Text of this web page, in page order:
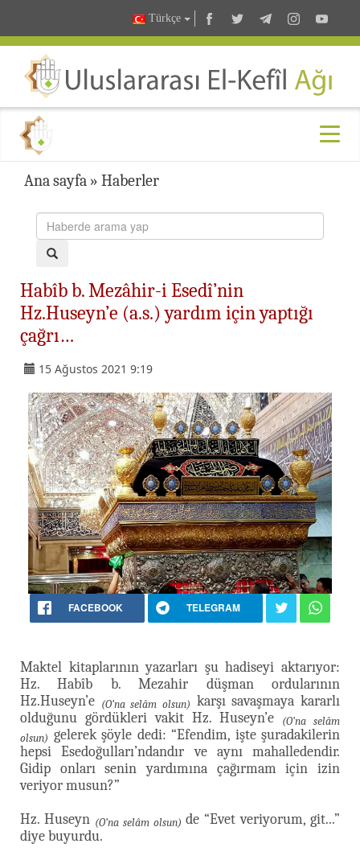
Türkçe
Ana sayfa » Haberler
Habîb b. Mezâhir-i Esedî’nin
Hz.Huseyn’e (a.s.) yardım için yaptığı
çağrı…
15 Ağustos 2021 9:19
FACEBOOK TELEGRAM
Maktel kitaplarının yazarları şu hadiseyi aktarıyor:
Hz. Habîb b. Mezahir düşman ordularının
Hz.Huseyn’e (O’na selâm olsun) karşı savaşmaya kararlı
olduğunu gördükleri vakit Hz. Huseyn’e
(O’na selâm
olsun) gelerek şöyle dedi: “Efendim, işte şuradakilerin
hepsi Esedoğulları’ndandır ve aynı mahalledendir.
Gidip onları senin yardımına çağırmam için izin
veriyor musun?”
Hz. Huseyn (O’na selâm olsun) de “Evet veriyorum, git...”
diye buyurdu.